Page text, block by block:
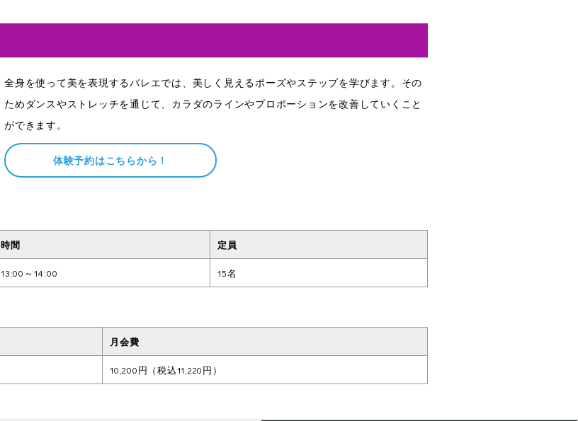
全身を使って美を表現するバレエでは、美しく見えるポーズやステップを学びます。その
ためダンスやストレッチを通じて、カラダのラインやプロポーションを改善していくこと
ができます。
体験予約はこちらから！
時間 定員
13:00～14:00 15名
月会費
10,200円（税込11,220円）